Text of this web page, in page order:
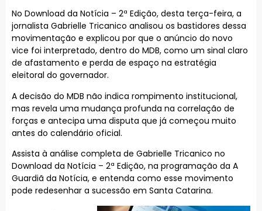
No Download da Notícia – 2ª Edição, desta terça-feira, a
jornalista Gabrielle Tricanico analisou os bastidores dessa
movimentação e explicou por que o anúncio do novo
vice foi interpretado, dentro do MDB, como um sinal claro
de afastamento e perda de espaço na estratégia
eleitoral do governador.
A decisão do MDB não indica rompimento institucional,
mas revela uma mudança profunda na correlação de
forças e antecipa uma disputa que já começou muito
antes do calendário oficial.
Assista à análise completa de Gabrielle Tricanico no
Download da Notícia – 2ª Edição, na programação da A
Guardiã da Notícia, e entenda como esse movimento
pode redesenhar a sucessão em Santa Catarina.